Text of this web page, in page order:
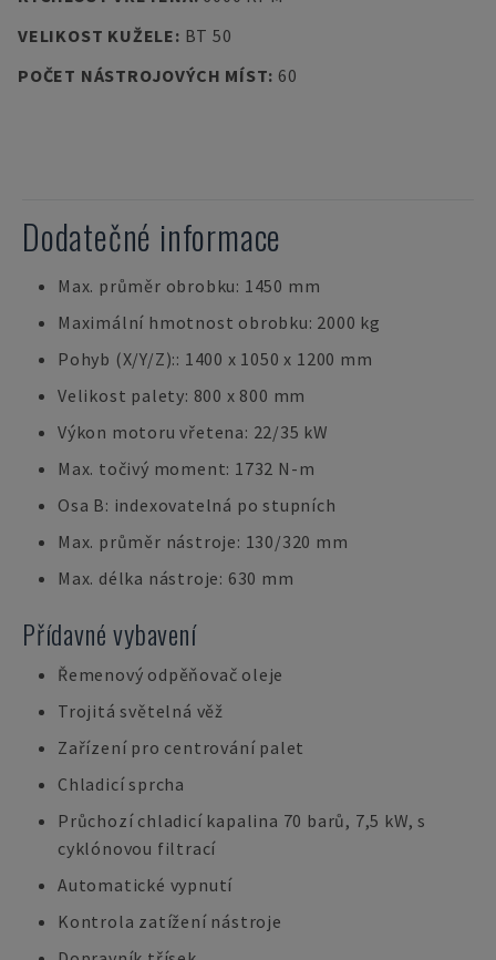
VELIKOST KUŽELE: BT 50
POČET NÁSTROJOVÝCH MÍST: 60
Dodatečné informace
Max. průměr obrobku: 1450 mm
Maximální hmotnost obrobku: 2000 kg
Pohyb (X/Y/Z):: 1400 x 1050 x 1200 mm
Velikost palety: 800 x 800 mm
Výkon motoru vřetena: 22/35 kW
Max. točivý moment: 1732 N-m
Osa B: indexovatelná po stupních
Max. průměr nástroje: 130/320 mm
Max. délka nástroje: 630 mm
Přídavné vybavení
Řemenový odpěňovač oleje
Trojitá světelná věž
Zařízení pro centrování palet
Chladicí sprcha
Průchozí chladicí kapalina 70 barů, 7,5 kW, s
cyklónovou filtrací
Automatické vypnutí
Kontrola zatížení nástroje